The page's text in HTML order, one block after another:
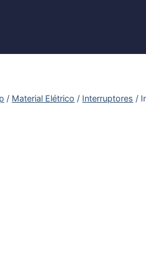
/ Material Elétrico / Interruptores /